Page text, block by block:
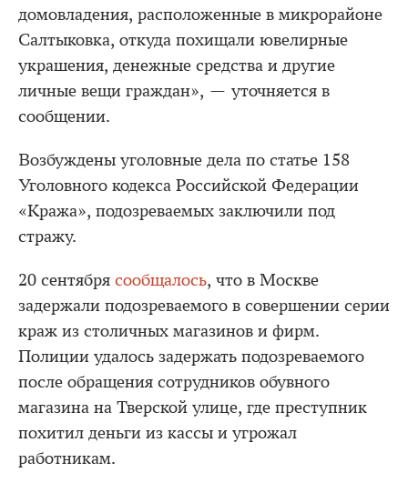
домовладения, расположенные в микрорайоне
Салтыковка, откуда похищали ювелирные
украшения, денежные средства и другие
личные вещи граждан», — уточняется в
сообщении.
Возбуждены уголовные дела по статье 158
Уголовного кодекса Российской Федерации
«Кража», подозреваемых заключили под
стражу.
20 сентября сообщалось, что в Москве
задержали подозреваемого в совершении серии
краж из столичных магазинов и фирм.
Полиции удалось задержать подозреваемого
после обращения сотрудников обувного
магазина на Тверской улице, где преступник
похитил деньги из кассы и угрожал
работникам.